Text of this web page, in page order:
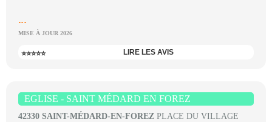
...
MISE À JOUR 2026
⭐⭐⭐⭐⭐ LIRE LES AVIS
EGLISE - SAINT MÉDARD EN FOREZ
42330 SAINT-MÉDARD-EN-FOREZ PLACE DU VILLAGE